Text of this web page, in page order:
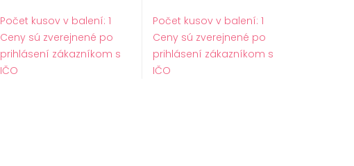
Počet kusov v balení: 1
Ceny sú zverejnené po
prihlásení zákazníkom s
IČO
Počet kusov v balení: 1
Ceny sú zverejnené po
prihlásení zákazníkom s
IČO